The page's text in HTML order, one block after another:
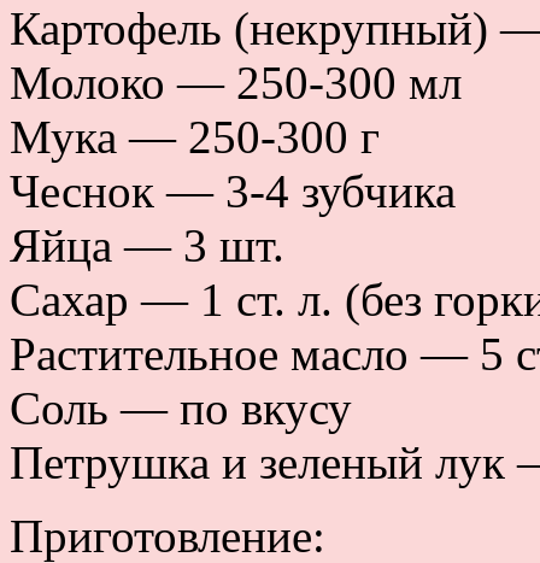
Картофель (некрупный)
Молоко — 250-300 мл
Мука — 250-300 г
Чеснок — 3-4 зубчика
Яйца — 3 шт.
Сахар — 1 ст. л. (без
Растительное масло — 5
Соль — по вкусу
Петрушка и зеленый
Приготовление: